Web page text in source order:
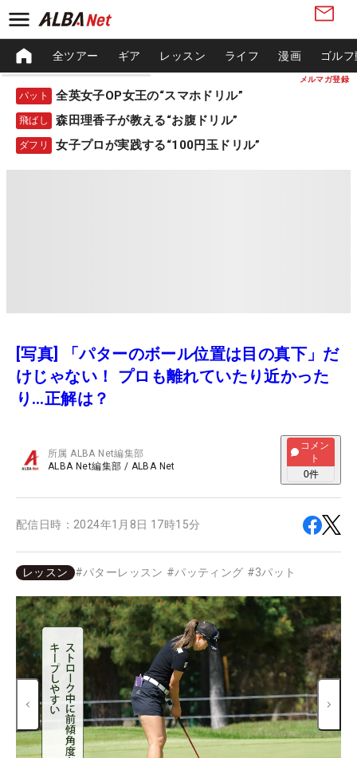
メルマガ登録
全ツアー ギア レッスン ライフ 漫画 ゴル
パット 全英女子OP女王の“スマホドリル”
飛ばし 森田理香子が教える“お腹ドリル”
ダフリ 女子プロが実践する“100円玉ドリル”
[写真] 「パターのボール位置は目の真下」だ
けじゃない！ プロも離れていたり近かった
り…正解は？
所属ALBA Net編集部
ALBA Net編集部 / ALBA Net
コメン
ト
0件
配信日時： 2024年1月8日 17時15分
レッスン #パターレッスン #パッティング #3パット